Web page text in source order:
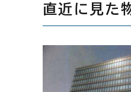
直近に見た